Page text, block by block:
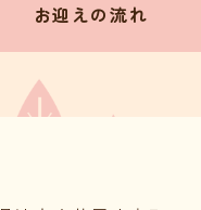
お迎えの流れ